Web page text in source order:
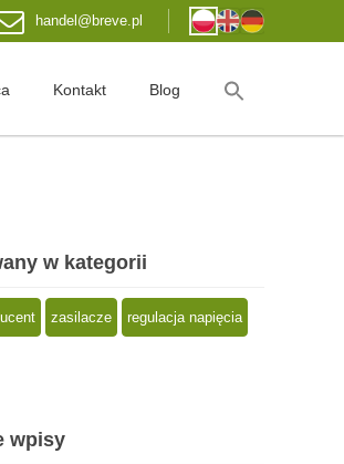
handel@breve.pl
Kontakt Blog
w kategorii
zasilacze regulacja napięcia
wpisy